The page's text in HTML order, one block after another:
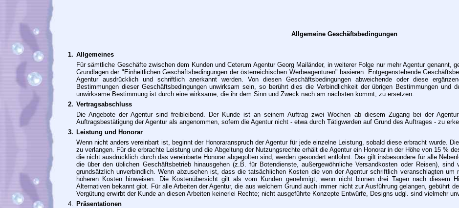
Allgemeine Geschäftsbedingungen
1. Allgemeines
Für sämtliche Geschäfte zwischen dem Kunden und Ceterum Agentur Georg Mailänder, in weiterer Folge nur mehr Agentur genannt,
Grundlagen der "Einheitlichen Geschäftsbedingungen der österreichischen Werbeagenturen" basieren. Entgegenstehende
Agentur ausdrücklich und schriftlich anerkannt werden. Von diesen Geschäftsbedingungen abweichende oder diese
Bestimmungen dieser Geschäftsbedingungen unwirksam sein, so berührt dies die Verbindlichkeit der übrigen Bestimmungen und
unwirksame Bestimmung ist durch eine wirksame, die ihr dem Sinn und Zweck nach am nächsten kommt, zu ersetzen.
2. Vertragsabschluss
Die Angebote der Agentur sind freibleibend. Der Kunde ist an seinem Auftrag zwei Wochen ab diesem Zugang bei der
Auftragsbestätigung der Agentur als angenommen, sofern die Agentur nicht - etwa durch Tätigwerden auf Grund des Auftrages - zu
3. Leistung und Honorar
Wenn nicht anders vereinbart ist, beginnt der Honoraranspruch der Agentur für jede einzelne Leistung, sobald diese erbracht wurde.
zu verlangen. Für die erbrachte Leistung und die Abgeltung der Nutzungsrechte erhält die Agentur ein Honorar in der Höhe von 15 %
die nicht ausdrücklich durch das vereinbarte Honorar abgegolten sind, werden gesondert entlohnt. Das gilt insbesondere für alle
die über den üblichen Geschäftsbetrieb hinausgehen (z.B. für Botendienste, außergewöhnliche Versandkosten oder Reisen),
grundsätzlich unverbindlich. Wenn abzusehen ist, dass die tatsächlichen Kosten die von der Agentur schriftlich veranschlagten
höheren Kosten hinweisen. Die Kostenübersicht gilt als vom Kunden genehmigt, wenn nicht binnen drei Tagen nach diesem
Alternativen bekannt gibt. Für alle Arbeiten der Agentur, die aus welchem Grund auch immer nicht zur Ausführung gelangen, gebührt
Vergütung erwirbt der Kunde an diesen Arbeiten keinerlei Rechte; nicht ausgeführte Konzepte Entwürfe, Designs udgl. sind vielmehr
4. Präsentationen